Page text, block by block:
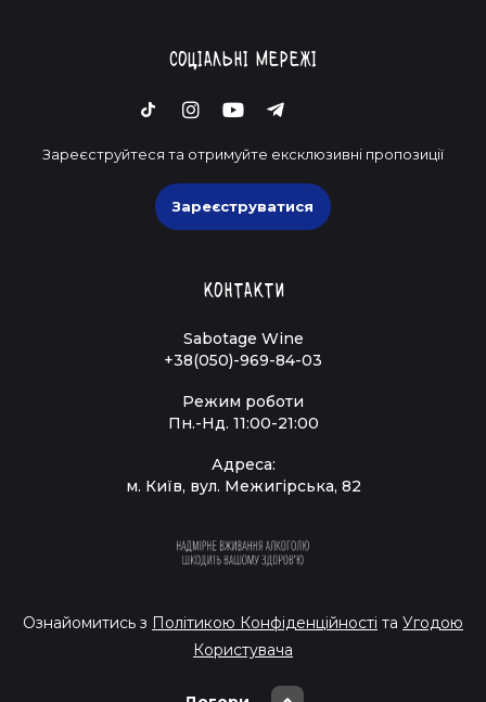
Соціальні мережі
Зареєструйтеся та отримуйте ексклюзивні пропозиції
Зареєструватися
Контакти
Sabotage Wine
+38(050)-969-84-03
Режим роботи
Пн.-Нд. 11:00-21:00
Адреса:
м. Київ, вул. Межигірська, 82
Ознайомитись з Політикою Конфіденційності та Угодою
Користувача